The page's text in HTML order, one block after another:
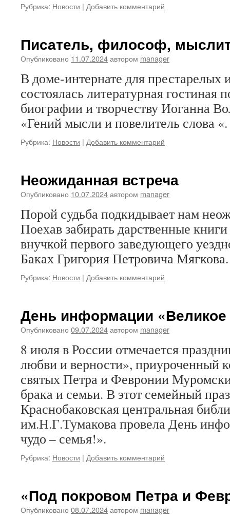
Рубрика: Новости | Добавить комментарий
Писатель, философ,
Опубликовано 11.07.2024автором manager
В доме-интернате для престарелых
состоялась литературная гостиная
биографии и творчеству Иоганна
«Гений мысли и повелитель слова «.
Рубрика: Новости | Добавить комментарий
Неожиданная встреча
Опубликовано 10.07.2024автором manager
Порой судьба подкидывает нам
Поехав забирать дарственные
внучкой первого заведующего
Баках Григория Петровича Мягкова.
Рубрика: Новости | Добавить комментарий
День информации «Великое
Опубликовано 09.07.2024автором manager
8 июля в России отмечается
любви и верности», приуроченный
святых Петра и Февронии
брака и семьи. В этот семейный
Краснобаковская центральная
им.Н.Г.Тумакова провела День
чудо – семья!».
Рубрика: Новости | Добавить комментарий
«Под покровом Петра и
Опубликовано 08.07.2024автором manager